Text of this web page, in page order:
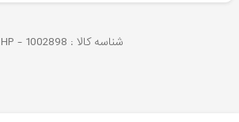
شناسه کالا : HP - 1002898